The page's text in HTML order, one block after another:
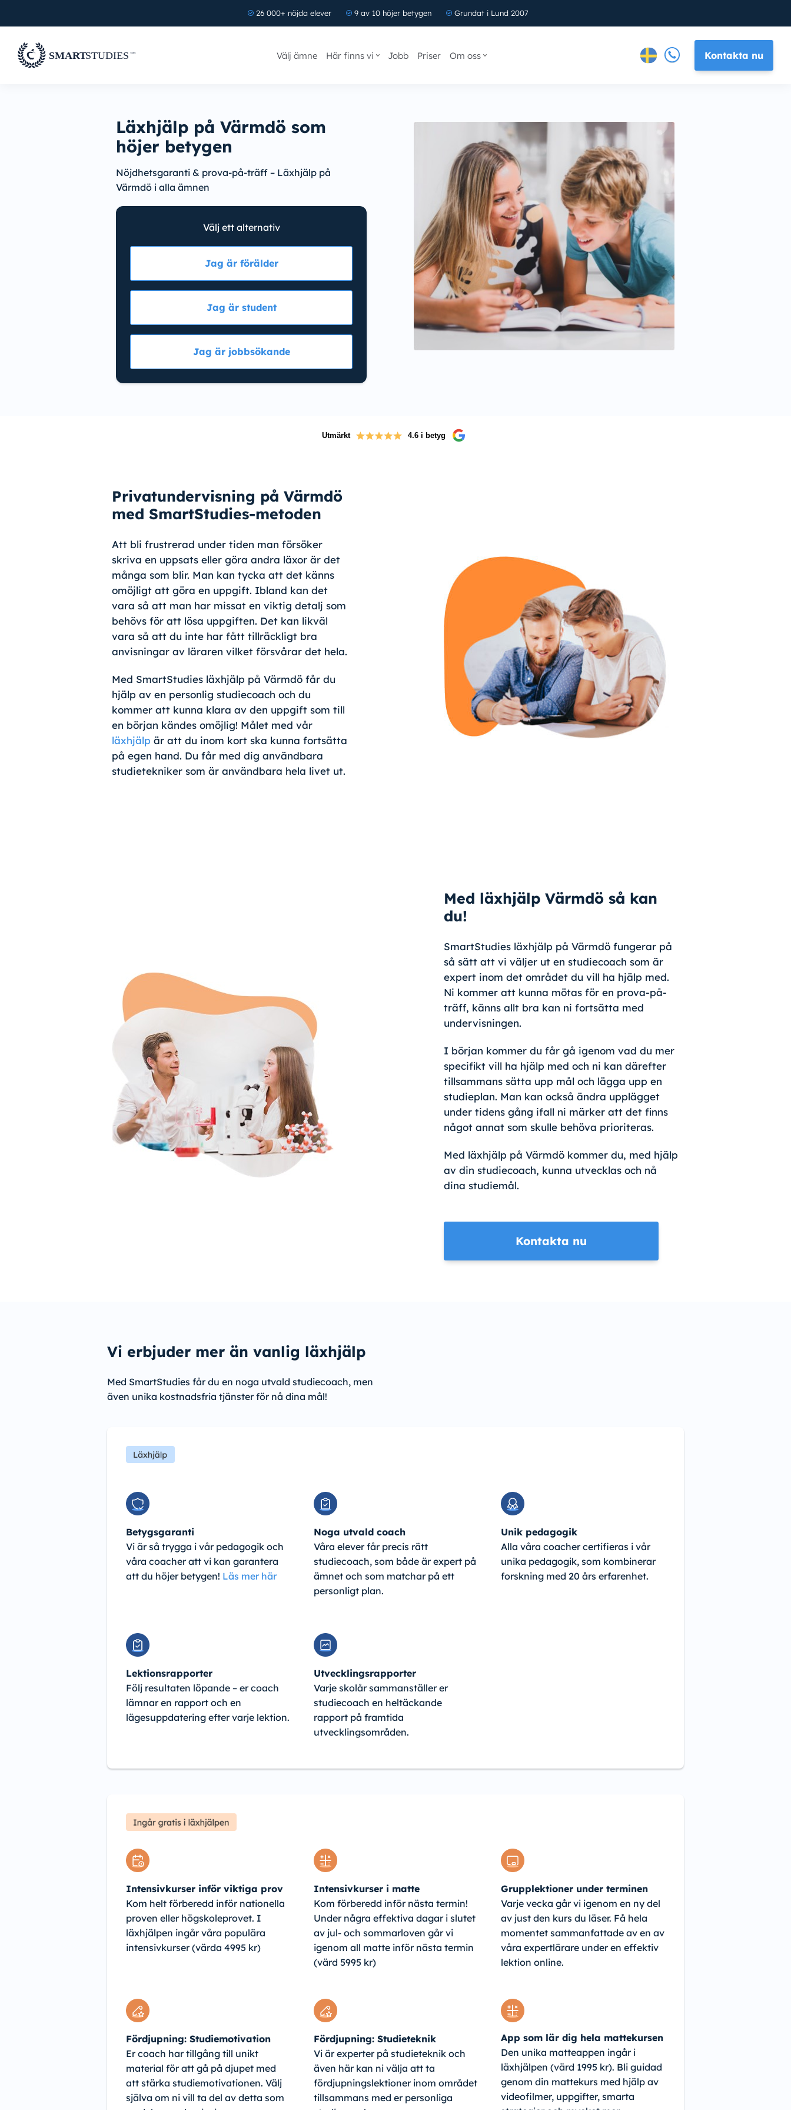
26 000+ nöjda elever 9 av 10 höjer betygen Grundat i Lund 2007
Välj ämne Här finns vi Jobb Priser Om oss Kontakta nu
Läxhjälp på Värmdö som
höjer betygen
Nöjdhetsgaranti & prova-på-träff – Läxhjälp på
Värmdö i alla ämnen
Välj ett alternativ
Jag är förälder
Jag är student
Jag är jobbsökande
Utmärkt 4.6 i betyg
Privatundervisning på Värmdö
med SmartStudies-metoden
Att bli frustrerad under tiden man försöker
skriva en uppsats eller göra andra läxor är det
många som blir. Man kan tycka att det känns
omöjligt att göra en uppgift. Ibland kan det
vara så att man har missat en viktig detalj som
behövs för att lösa uppgiften. Det kan likväl
vara så att du inte har fått tillräckligt bra
anvisningar av läraren vilket försvårar det hela.
Med SmartStudies läxhjälp på Värmdö får du
hjälp av en personlig studiecoach och du
kommer att kunna klara av den uppgift som till
en början kändes omöjlig! Målet med vår
läxhjälp är att du inom kort ska kunna fortsätta
på egen hand. Du får med dig användbara
studietekniker som är användbara hela livet ut.
Med läxhjälp Värmdö så kan
du!
SmartStudies läxhjälp på Värmdö fungerar på
så sätt att vi väljer ut en studiecoach som är
expert inom det området du vill ha hjälp med.
Ni kommer att kunna mötas för en prova-på-
träff, känns allt bra kan ni fortsätta med
undervisningen.
I början kommer du får gå igenom vad du mer
specifikt vill ha hjälp med och ni kan därefter
tillsammans sätta upp mål och lägga upp en
studieplan. Man kan också ändra upplägget
under tidens gång ifall ni märker att det finns
något annat som skulle behöva prioriteras.
Med läxhjälp på Värmdö kommer du, med hjälp
av din studiecoach, kunna utvecklas och nå
dina studiemål.
Kontakta nu
Vi erbjuder mer än vanlig läxhjälp
Med SmartStudies får du en noga utvald studiecoach, men
även unika kostnadsfria tjänster för nå dina mål!
Betygsgaranti
Vi är så trygga i vår pedagogik och
våra coacher att vi kan garantera
att du höjer betygen! Läs mer här
Noga utvald coach
Våra elever får precis rätt
studiecoach, som både är expert på
ämnet och som matchar på ett
personligt plan.
Unik pedagogik
Alla våra coacher certifieras i vår
unika pedagogik, som kombinerar
forskning med 20 års erfarenhet.
Lektionsrapporter
Följ resultaten löpande – er coach
lämnar en rapport och en
lägesuppdatering efter varje lektion.
Utvecklingsrapporter
Varje skolår sammanställer er
studiecoach en heltäckande
rapport på framtida
utvecklingsområden.
Intensivkurser inför viktiga prov
Kom helt förberedd inför nationella
proven eller högskoleprovet. I
läxhjälpen ingår våra populära
intensivkurser (värda 4995 kr)
Intensivkurser i matte
Kom förberedd inför nästa termin!
Under några effektiva dagar i slutet
av jul- och sommarloven går vi
igenom all matte inför nästa termin
(värd 5995 kr)
Grupplektioner under terminen
Varje vecka går vi igenom en ny del
av just den kurs du läser. Få hela
momentet sammanfattade av en av
våra expertlärare under en effektiv
lektion online.
Fördjupning: Studiemotivation
Er coach har tillgång till unikt
material för att gå på djupet med
att stärka studiemotivationen. Välj
själva om ni vill ta del av detta som
Fördjupning: Studieteknik
Vi är experter på studieteknik och
även här kan ni välja att ta
fördjupningslektioner inom området
tillsammans med er personliga
App som lär dig hela mattekursen
Den unika matteappen ingår i
läxhjälpen (värd 1995 kr). Bli guidad
genom din mattekurs med hjälp av
videofilmer, uppgifter, smarta